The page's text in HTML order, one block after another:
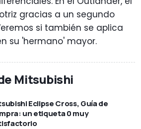
gracias a un segundo
si también se aplica
su 'hermano' mayor.
Mitsubishi
Eclipse Cross, Guía de
un etiqueta 0 muy